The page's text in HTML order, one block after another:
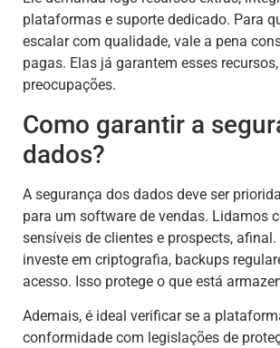
plataformas e suporte dedicado. Para
escalar com qualidade, vale a pena
pagas. Elas já garantem esses
preocupações.
Como garantir a
dados?
A segurança dos dados deve ser
para um software de vendas. Lidamos
sensíveis de clientes e prospects,
investe em criptografia, backups
acesso. Isso protege o que está
Ademais, é ideal verificar se a
conformidade com legislações de